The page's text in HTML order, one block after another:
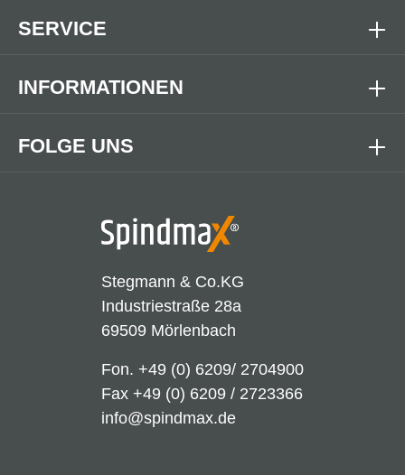
Stegmann & Co.KG
Industriestraße 28a
69509 Mörlenbach
Fon. +49 (0) 6209/ 2704900
Fax +49 (0) 6209 / 2723366
info@spindmax.de
FOLGE UNS
SERVICE
INFORMATIONEN